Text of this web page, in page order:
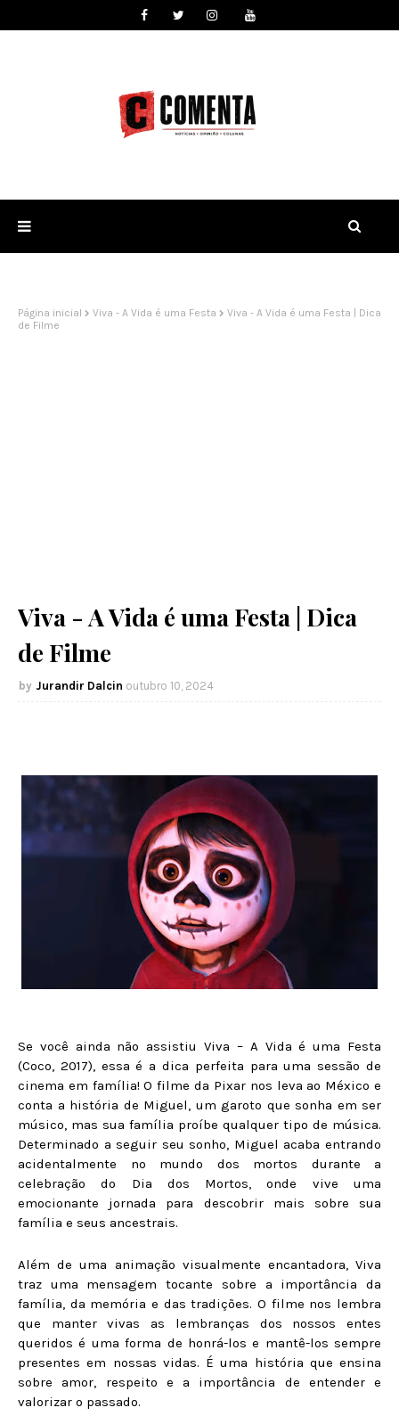
Página inicial Viva - A Vida é uma Festa
Viva - A Vida é uma Festa | Dica
de Filme
Viva - A Vida é uma Festa | Dica
de Filme
Jurandir Dalcin outubro 10, 2024
Se você ainda não assistiu Viva – A Vida é uma Festa
(Coco, 2017), essa é a dica perfeita para uma sessão de
cinema em família! O filme da Pixar nos leva ao México e
conta a história de Miguel, um garoto que sonha em ser
músico, mas sua família proíbe qualquer tipo de música.
Determinado a seguir seu sonho, Miguel acaba entrando
acidentalmente no mundo dos mortos durante a
celebração do Dia dos Mortos, onde vive uma
emocionante jornada para descobrir mais sobre sua
família e seus ancestrais.
Além de uma animação visualmente encantadora, Viva
traz uma mensagem tocante sobre a importância da
família, da memória e das tradições. O filme nos lembra
que manter vivas as lembranças dos nossos entes
queridos é uma forma de honrá-los e mantê-los sempre
presentes em nossas vidas. É uma história que ensina
sobre amor, respeito e a importância de entender e
valorizar o passado.